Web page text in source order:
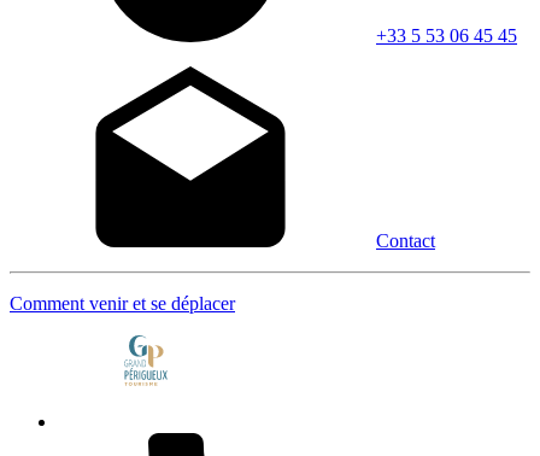
+33 5 53 06 45 45
Contact
Comment venir et se déplacer